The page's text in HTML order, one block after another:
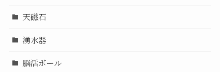
天磁石
湧水器
脳活ボール